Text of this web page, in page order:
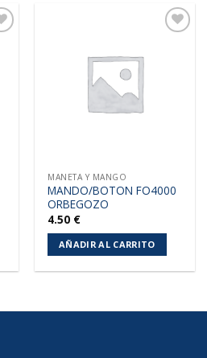
MANETA Y MANGO
MANDO/BOTON FO4000
ORBEGOZO
4.50 €
AÑADIR AL CARRITO